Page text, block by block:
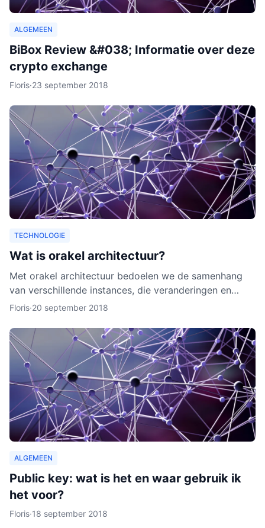
ALGEMEEN
BiBox Review &#038; Informatie over deze
crypto exchange
Floris·23 september 2018
TECHNOLOGIE
Wat is orakel architectuur?
Met orakel architectuur bedoelen we de samenhang
van verschillende instances, die veranderingen en
activiteiten in het netwerk noteren. Een orakel is erg
Floris·20 september 2018
ALGEMEEN
Public key: wat is het en waar gebruik ik
het voor?
Floris·18 september 2018